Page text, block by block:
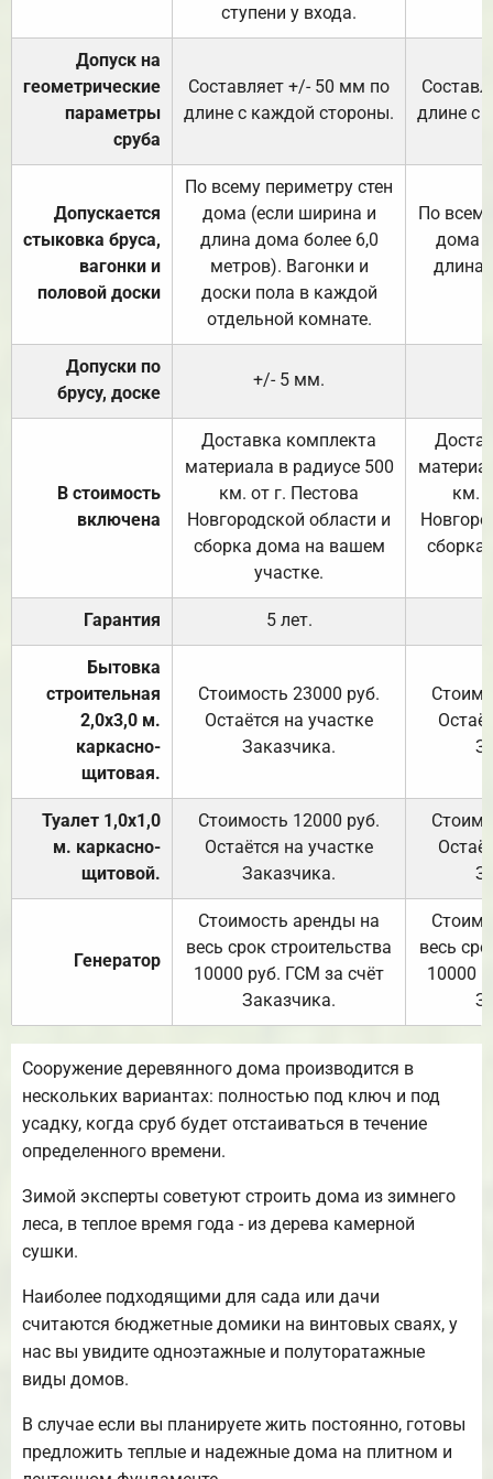
ступени у входа.
Допуск на
геометрические
параметры
сруба
Составляет +/- 50 мм по
длине с каждой стороны.
длине с
Допускается
стыковка бруса,
вагонки и
половой доски
По всему периметру стен
дома (если ширина и
длина дома более 6,0
метров). Вагонки и
доски пола в каждой
отдельной комнате.
По
дома
длина
Допуски по
брусу, доске
+/- 5 мм.
В стоимость
включена
Доставка комплекта
материала в радиусе 500
км. от г. Пестова
Новгородской области и
сборка дома на вашем
участке.
км.
Гарантия 5 лет.
Бытовка
строительная
2,0х3,0 м.
каркасно-
щитовая.
Стоимость 23000 руб.
Остаётся на участке
Заказчика.
Туалет 1,0х1,0
м. каркасно-
щитовой.
Стоимость 12000 руб.
Остаётся на участке
Заказчика.
Генератор
Стоимость аренды на
весь срок строительства
10000 руб. ГСМ за счёт
Заказчика.
весь
10000
Сооружение деревянного дома производится в
нескольких вариантах: полностью под ключ и под
усадку, когда сруб будет отстаиваться в течение
определенного времени.
Зимой эксперты советуют строить дома из зимнего
леса, в теплое время года - из дерева камерной
сушки.
Наиболее подходящими для сада или дачи
считаются бюджетные домики на винтовых сваях, у
нас вы увидите одноэтажные и полуторатажные
виды домов.
В случае если вы планируете жить постоянно, готовы
предложить теплые и надежные дома на плитном и